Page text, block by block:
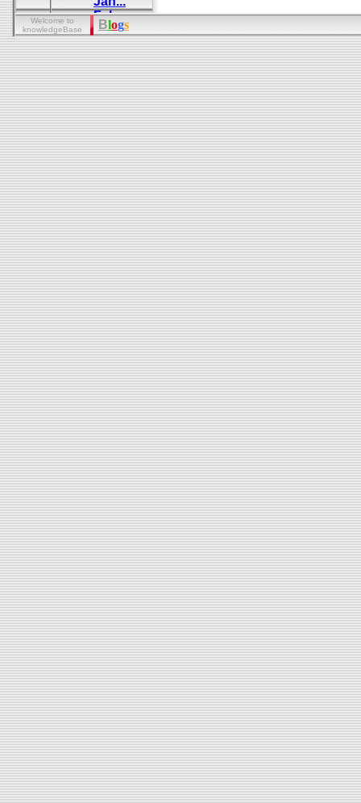
Welcome to
knowledgeBase
Blogs